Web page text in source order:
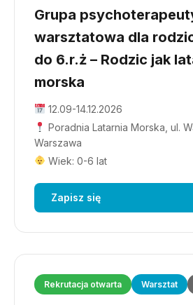
Grupa
warsztatowa dla
do 6.r.ż – Rodzic jak
morska
12.09-14.12.2026
Poradnia Latarnia Morska, ul.
Warszawa
Wiek: 0-6 lat
Zapisz się
Rekrutacja otwarta Warsztat